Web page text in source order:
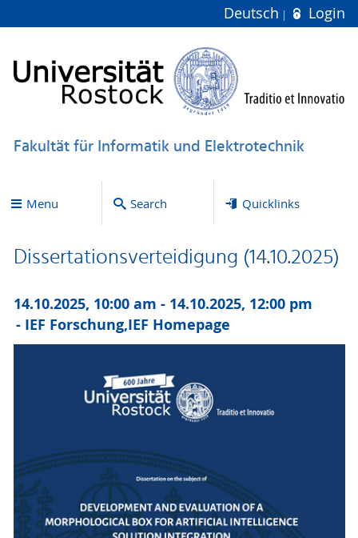
Deutsch Login
Fakultät für Informatik und Elektrotechnik
Menu Search Quicklinks
Dissertationsverteidigung (14.10.2025)
14.10.2025, 10:00 am - 14.10.2025, 12:00 pm
IEF Forschung,IEF Homepage